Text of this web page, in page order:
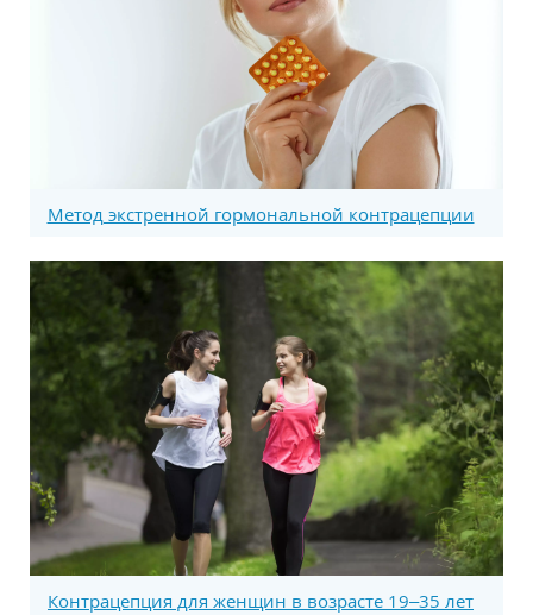
Метод экстренной гормональной контрацепции
Контрацепция для женщин в возрасте 19–35 лет